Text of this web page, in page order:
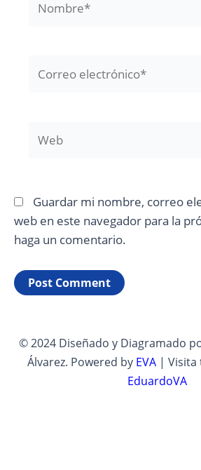
electrónico*
Guardar mi nombre, correo
web en este navegador para la
haga un comentario.
© 2024 Diseñado y Diagramado
Álvarez. Powered by EVA| Visita
EduardoVA